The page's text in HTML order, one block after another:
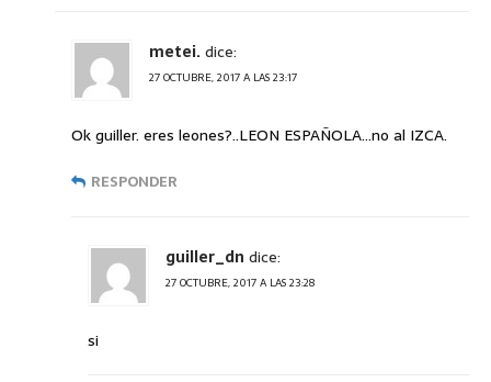
metei.dice:
27 OCTUBRE, 2017 A LAS 23:17
Ok guiller. eres leones?..LEON ESPAÑOLA…no al IZCA.
RESPONDER
guiller_dn dice:
27 OCTUBRE, 2017 A LAS 23:28
si